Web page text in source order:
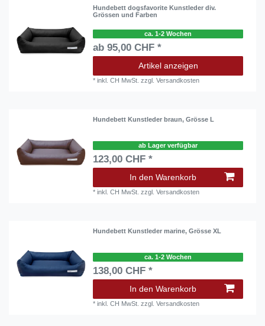
Hundebett dogsfavorite Kunstleder div.
Grössen und Farben
ca. 1-2 Wochen
ab 95,00 CHF *
Artikel anzeigen
*inkl. CH MwSt. zzgl.Versandkosten
Hundebett Kunstleder braun, Grösse L
ab Lager verfügbar
123,00 CHF *
In den Warenkorb
*inkl. CH MwSt. zzgl.Versandkosten
Hundebett Kunstleder marine, Grösse XL
ca. 1-2 Wochen
138,00 CHF *
In den Warenkorb
*inkl. CH MwSt. zzgl.Versandkosten